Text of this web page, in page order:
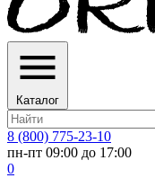
Каталог
8 (800) 775-23-10
пн-пт 09:00 до 17:00
0